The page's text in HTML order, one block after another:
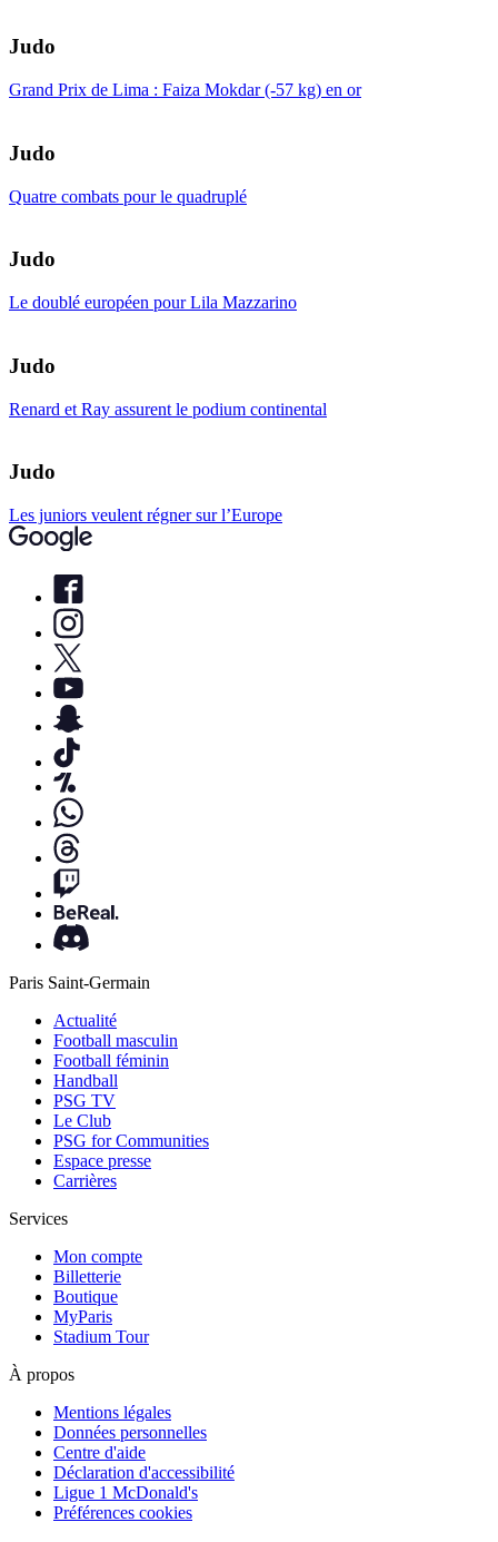
Judo
Grand Prix de Lima : Faiza Mokdar (-57 kg) en or
Judo
Quatre combats pour le quadruplé
Judo
Le doublé européen pour Lila Mazzarino
Judo
Renard et Ray assurent le podium continental
Judo
Les juniors veulent régner sur l’Europe
Paris Saint-Germain
Actualité
Football masculin
Football féminin
Handball
PSG TV
Le Club
PSG for Communities
Espace presse
Carrières
Services
Mon compte
Billetterie
Boutique
MyParis
Stadium Tour
À propos
Mentions légales
Données personnelles
Centre d'aide
Déclaration d'accessibilité
Ligue 1 McDonald's
Préférences cookies